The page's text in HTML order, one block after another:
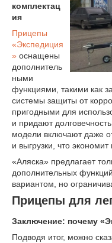
комплектац
ия
Прицепы
«Экспедиция
» оснащены
дополнитель
ными
функциями, такими как
системы защиты от
пригодными для
и придают
модели включают даже
и выгрузки, что
«Аляска» предлагает
дополнительных
вариантом, но
Прицепы для
Заключение: почему
Подводя итог, можно